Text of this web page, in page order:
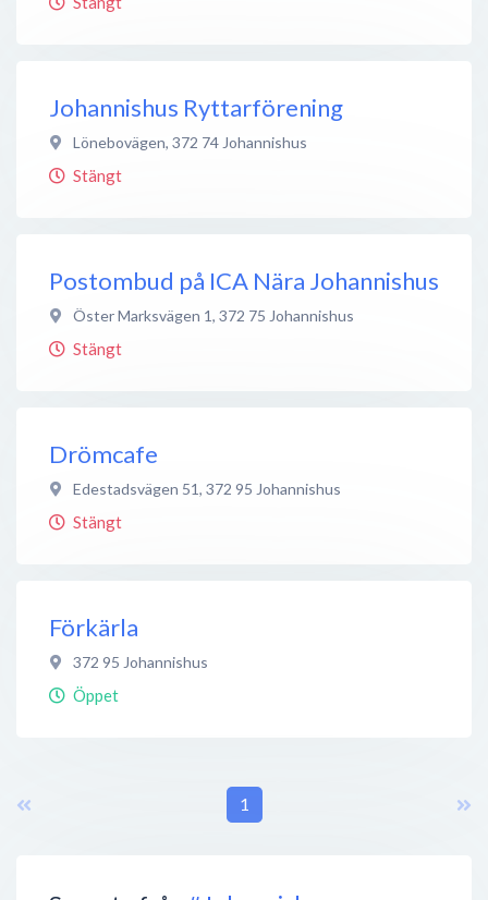
Johannishus Ryttarförening
Lönebovägen, 372 74 Johannishus
Stängt
Postombud på ICA Nära Johannishus
Öster Marksvägen 1, 372 75 Johannishus
Stängt
Drömcafe
Edestadsvägen 51, 372 95 Johannishus
Stängt
Förkärla
372 95 Johannishus
Öppet
1